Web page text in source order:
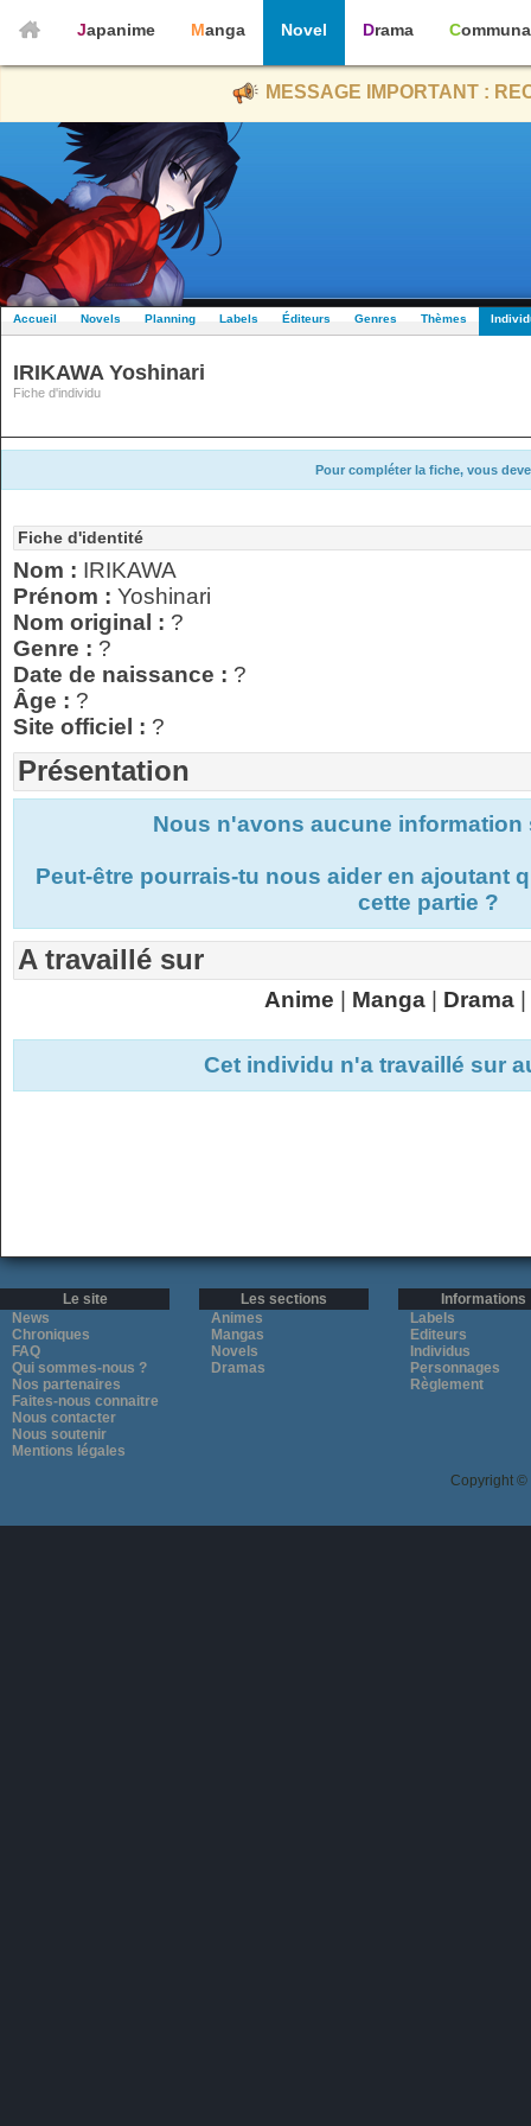
Japanime Manga Novel Drama
MESSAGE IMPORTANT :
Accueil Novels Planning Labels Éditeurs Genres Thèmes
IRIKAWA Yoshinari
Fiche d'individu
Pour compléter la fiche, vous
Fiche d'identité
Nom : IRIKAWA
Prénom : Yoshinari
Nom original : ?
Genre : ?
Date de naissance : ?
Âge : ?
Site officiel : ?
Présentation
Nous n'avons aucune
Peut-être pourrais-tu nous aider en ajoutant
cette partie ?
A travaillé sur
Anime Manga Drama
Cet individu n'a travaillé sur
Le site
News
Chroniques
FAQ
Qui sommes-nous ?
Nos partenaires
Faites-nous connaitre
Nous contacter
Nous soutenir
Mentions légales
Les sections
Animes
Mangas
Novels
Dramas
Informations
Labels
Editeurs
Individus
Personnages
Règlement
Copyright ©